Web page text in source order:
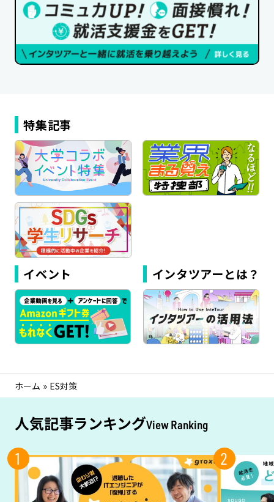
特集記事
イベント インタツアーとは？
ホーム » ES対策
人気記事ランキングView Ranking
1 2